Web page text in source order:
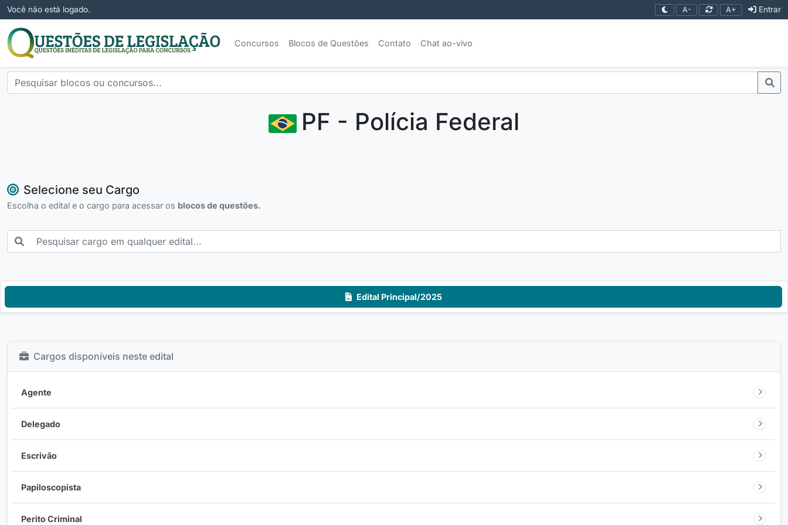
Você não está logado. A- A+ Entrar
Concursos Blocos de Questões Contato Chat ao-vivo
PF - Polícia Federal
Selecione seu Cargo
Escolha o edital e o cargo para acessar os blocos de questões.
Edital Principal/2025
Cargos disponíveis neste edital
Agente
Delegado
Escrivão
Papiloscopista
Perito Criminal